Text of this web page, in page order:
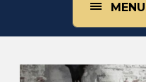
MENU